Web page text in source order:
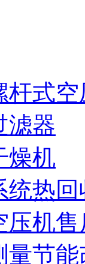
杆式空
滤器
燥机
统热回
压机
量节能